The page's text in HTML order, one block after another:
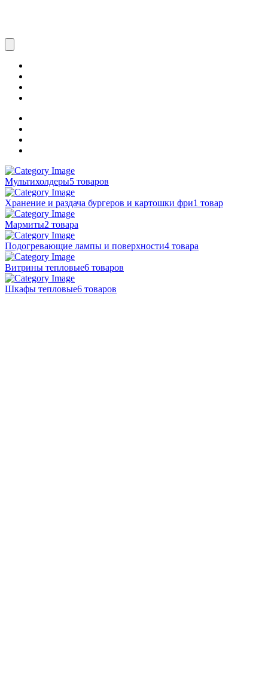
Мультихолдеры5 товаров
Хранение и раздача бургеров и картошки фри1 товар
Мармиты2 товара
Подогревающие лампы и поверхности4 товара
Витрины тепловые6 товаров
Шкафы тепловые6 товаров